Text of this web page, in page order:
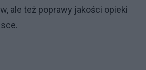
ale też poprawy jakości opieki